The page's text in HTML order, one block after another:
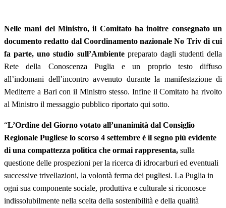
Nelle mani del Ministro, il Comitato ha inoltre consegnato un
documento redatto dal Coordinamento nazionale No Triv di cui
fa parte, uno studio sull’Ambientepreparato dagli studenti della
Rete della Conoscenza Puglia e un proprio testo diffuso
all’indomani dell’incontro avvenuto durante la manifestazione di
Mediterre a Bari con il Ministro stesso. Infine il Comitato ha rivolto
al Ministro il messaggio pubblico riportato qui sotto.
“L’Ordine del Giorno votato all’unanimità dal Consiglio
Regionale Pugliese lo scorso 4 settembre è il segno più evidente
di una compattezza politica che ormai rappresenta, sulla
questione delle prospezioni per la ricerca di idrocarburi ed eventuali
successive trivellazioni, la volontà ferma dei pugliesi. La Puglia in
ogni sua componente sociale, produttiva e culturale si riconosce
indissolubilmente nella scelta della sostenibilità e della qualità